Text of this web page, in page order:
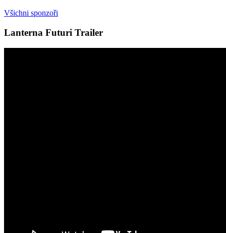
Všichni sponzoři
Lanterna Futuri Trailer